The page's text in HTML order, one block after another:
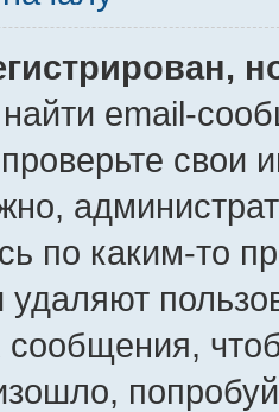
email-
свои
по каким-то
удаляют